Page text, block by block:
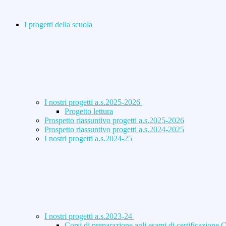
I progetti della scuola
I nostri progetti a.s.2025-2026
Progetto lettura
Prospetto riassuntivo progetti a.s.2025-2026
Prospetto riassuntivo progetti a.s.2024-2025
I nostri progetti a.s.2024-25
I nostri progetti a.s.2023-24